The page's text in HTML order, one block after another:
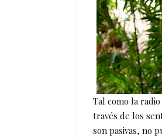
Tal como la
través de los
son pasivas, no